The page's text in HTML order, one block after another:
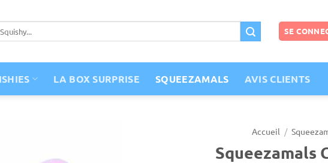
SE
LA BOX SURPRISE SQUEEZAMALS AVIS CLIENTS
Accueil /
Squeezamals